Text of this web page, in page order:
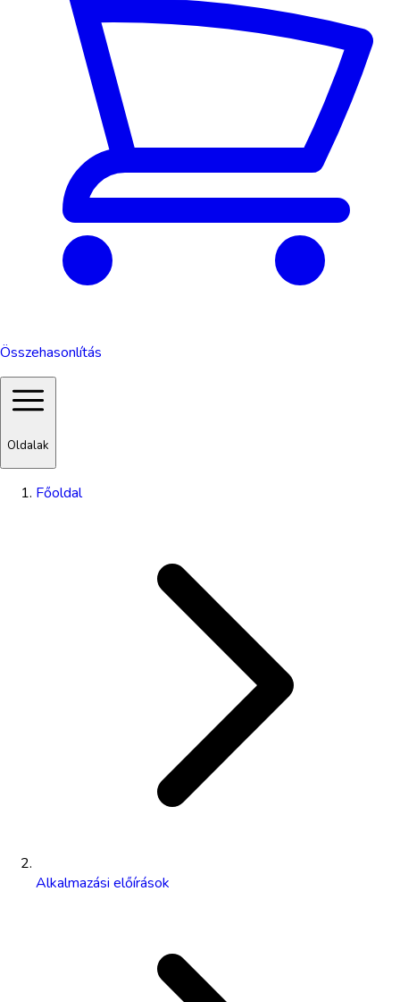
Összehasonlítás
Oldalak
Főoldal
Alkalmazási előírások